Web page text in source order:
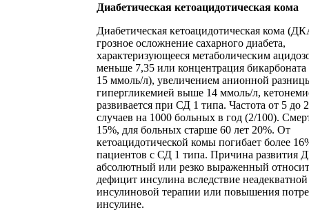
Диабетическая кетоацидотическая кома
Диабетическая кетоацидотическая кома
грозное осложнение сахарного диабета,
характеризующееся метаболическим
меньше 7,35 или концентрация
15 ммоль/л), увеличением анионной
гипергликемией выше 14 ммоль/л,
развивается при СД 1 типа. Частота от 5 до
случаев на 1000 больных в год (2/100).
15%, для больных старше 60 лет 20%. От
кетоацидотической комы погибает более
пациентов с СД 1 типа. Причина развития
абсолютный или резко выраженный
дефицит инсулина вследствие неадекватной
инсулиновой терапии или повышения
инсулине.